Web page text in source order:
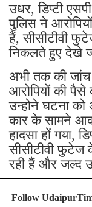
उधर, डिप्टी
पुलिस ने
हैं, सीसीटीवी
निकलते हुए देखे
अभी तक की
आरोपियों की
उन्होने घटना को
कार के सामने
हादसा हों गया,
सीसीटीवी फुटेज
रही हैं और जल्द
Follow